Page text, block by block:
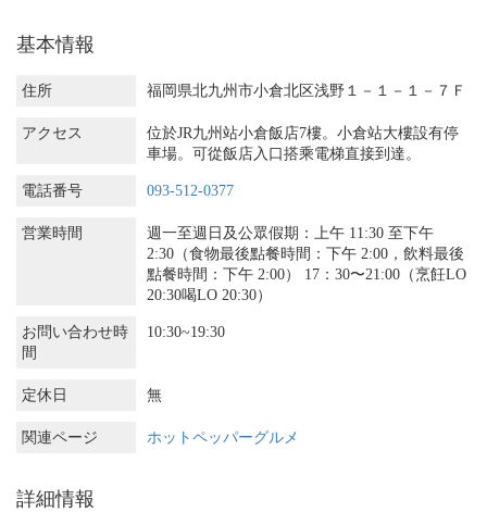
基本情報
住所 福岡県北九州市小倉北区浅野１－１－１－７Ｆ
アクセス
位於JR九州站小倉飯店7樓。小倉站大樓設有停
車場。可從飯店入口搭乘電梯直接到達。
電話番号 093-512-0377
営業時間
週一至週日及公眾假期：上午 11:30 至下午
2:30（食物最後點餐時間：下午 2:00，飲料最後
點餐時間：下午 2:00） 17：30〜21:00（烹飪LO
20:30喝LO 20:30）
お問い合わせ時
間
10:30~19:30
定休日 無
関連ページ ホットペッパーグルメ
詳細情報